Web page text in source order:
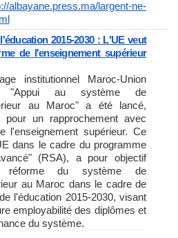
albayane.press.ma/largent-ne-
2015-2030 : L'UE veut
de l'enseignement supérieur
institutionnel Maroc-Union
"Appui au système de
au Maroc" a été lancé,
pour un rapprochement avec
l'enseignement supérieur. Ce
dans le cadre du programme
(RSA), a pour objectif
réforme du système de
au Maroc dans le cadre de
l'éducation 2015-2030, visant
employabilité des diplômes et
du système.